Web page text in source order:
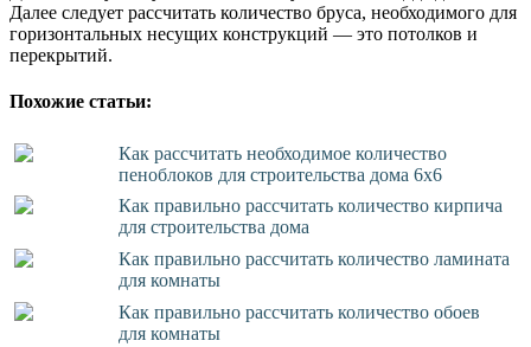
Далее следует рассчитать количество бруса, необходимого для
горизонтальных несущих конструкций — это потолков и
перекрытий.
Похожие статьи:
Как рассчитать необходимое количество
пеноблоков для строительства дома 6х6
Как правильно рассчитать количество кирпича
для строительства дома
Как правильно рассчитать количество ламината
для комнаты
Как правильно рассчитать количество обоев
для комнаты